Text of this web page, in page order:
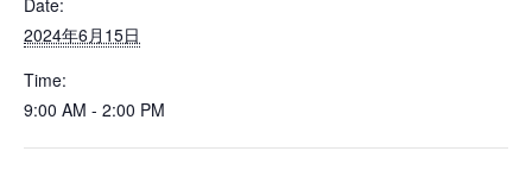
2024年6月15日
Time:
9:00 AM - 2:00 PM